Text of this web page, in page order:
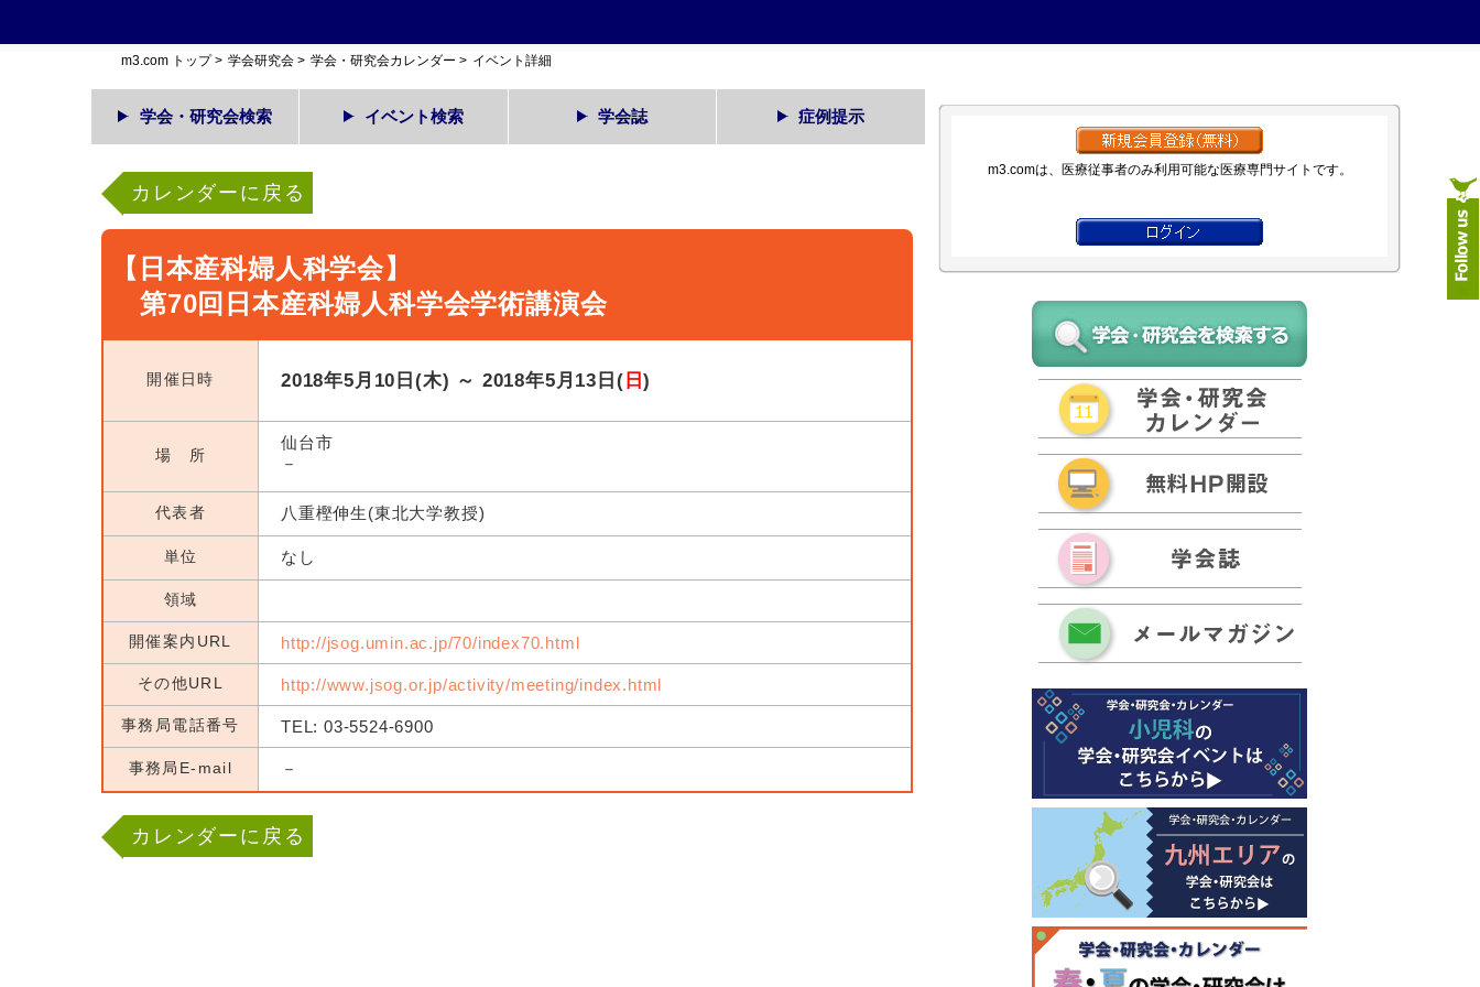
m3.com トップ> 学会研究会 > 学会・研究会カレンダー > イベント詳細
学会・研究会検索 イベント検索 学会誌 症例提示
カレンダーに戻る
【日本産科婦人科学会】
第70回日本産科婦人科学会学術講演会
開催日時 2018年5月10日(木) ～ 2018年5月13日( 日)
場 所
仙台市
－
代表者 八重樫伸生(東北大学教授)
単位 なし
領域
開催案内URL http://jsog.umin.ac.jp/70/index70.html
その他URL http://www.jsog.or.jp/activity/meeting/index.html
事務局電話番号 TEL: 03-5524-6900
事務局E-mail －
カレンダーに戻る
m3.comは、医療従事者のみ利用可能な医療専門サイトです。